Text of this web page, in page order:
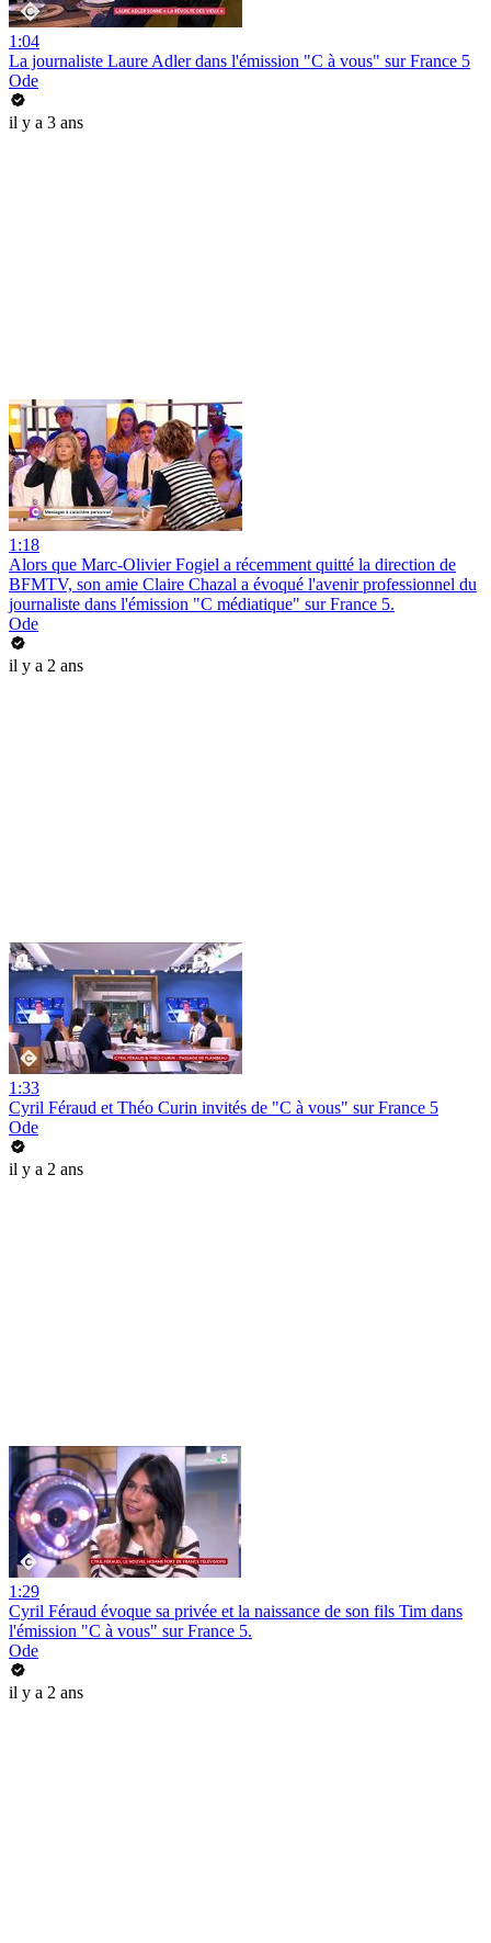
1:04
La journaliste Laure Adler dans l'émission "C à vous" sur France 5
Ode
il y a 3 ans
1:18
Alors que Marc-Olivier Fogiel a récemment quitté la direction de
BFMTV, son amie Claire Chazal a évoqué l'avenir professionnel du
journaliste dans l'émission "C médiatique" sur France 5.
Ode
il y a 2 ans
1:33
Cyril Féraud et Théo Curin invités de "C à vous" sur France 5
Ode
il y a 2 ans
1:29
Cyril Féraud évoque sa privée et la naissance de son fils Tim dans
l'émission "C à vous" sur France 5.
Ode
il y a 2 ans